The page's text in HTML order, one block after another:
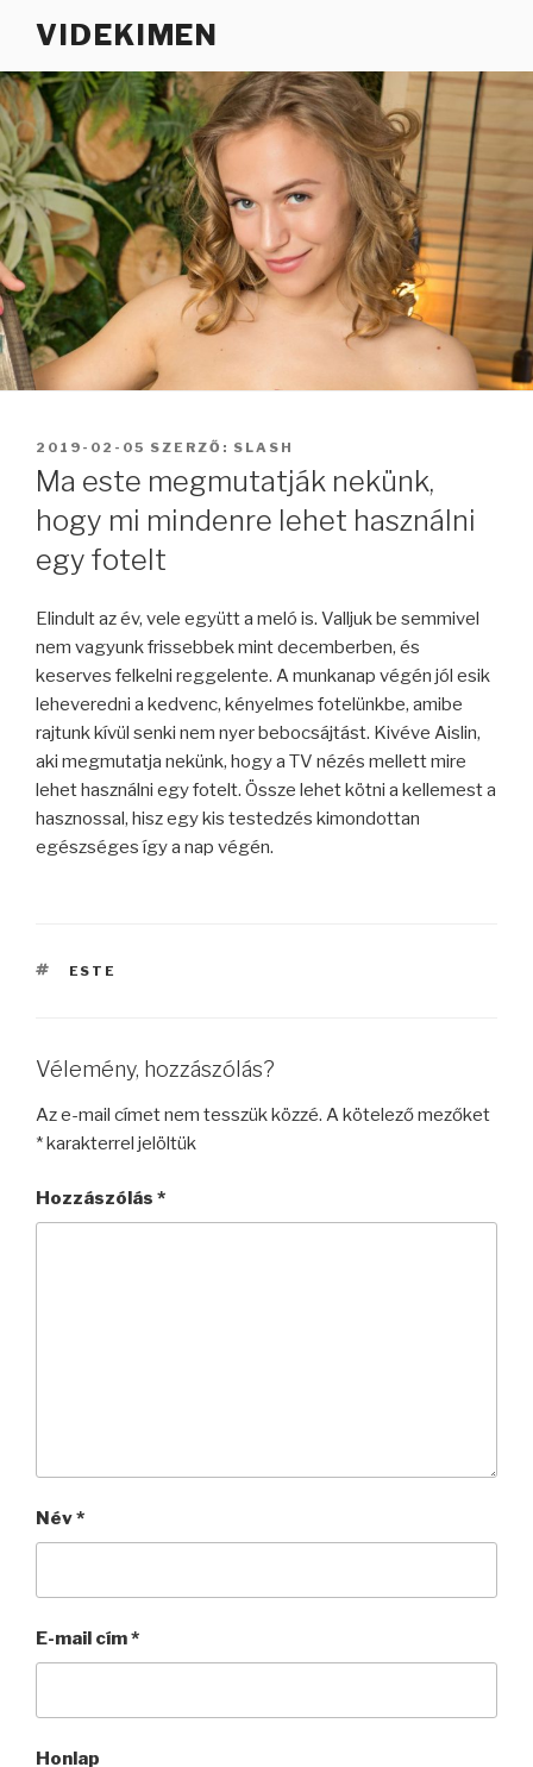
VIDEKIMEN
BEKÜLDVE:
2019-02-05 SZERZŐ: SLASH
Ma este megmutatják nekünk,
hogy mi mindenre lehet használni
egy fotelt
Elindult az év, vele együtt a meló is. Valljuk be semmivel
nem vagyunk frissebbek mint decemberben, és
keserves felkelni reggelente. A munkanap végén jól esik
leheveredni a kedvenc, kényelmes fotelünkbe, amibe
rajtunk kívül senki nem nyer bebocsájtást. Kivéve Aislin,
aki megmutatja nekünk, hogy a TV nézés mellett mire
lehet használni egy fotelt. Össze lehet kötni a kellemest a
hasznossal, hisz egy kis testedzés kimondottan
egészséges így a nap végén.
CÍMKÉK
ESTE
Vélemény, hozzászólás?
Az e-mail címet nem tesszük közzé. A kötelező mezőket
*karakterrel jelöltük
Hozzászólás *
Név*
E-mail cím*
Honlap